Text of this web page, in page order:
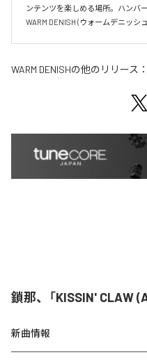
ンテンツを楽しめる場所。ハンバ
WARM DENISH (ウォームデニッシ
WARM DENISHの他のリリース：
鎖那、「KISSIN' CLAW
新曲情報